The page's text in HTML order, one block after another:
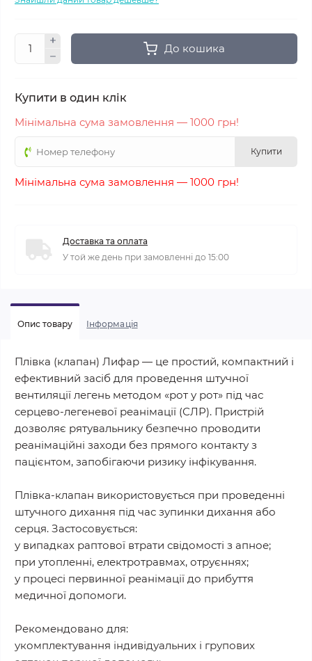
До кошика
Купити в один клік
Мінімальна сума замовлення — 1000 грн!
Купити
Мінімальна сума замовлення — 1000 грн!
Доставка та оплата
У той же день при замовленні до 15:00
Опис товару Iнформація
Плівка (клапан) Лифар — це простий, компактний і
ефективний засіб для проведення штучної
вентиляції легень методом «рот у рот» під час
серцево-легеневої реанімації (СЛР). Пристрій
дозволяє рятувальнику безпечно проводити
реанімаційні заходи без прямого контакту з
пацієнтом, запобігаючи ризику інфікування.
Плівка-клапан використовується при проведенні
штучного дихання під час зупинки дихання або
серця. Застосовується:
у випадках раптової втрати свідомості з апное;
при утопленні, електротравмах, отруєннях;
у процесі первинної реанімації до прибуття
медичної допомоги.
Рекомендовано для:
укомплектування індивідуальних і групових